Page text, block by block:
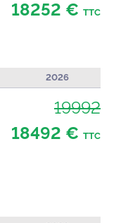
18252 € TTC
2026
19992
18492 € TTC